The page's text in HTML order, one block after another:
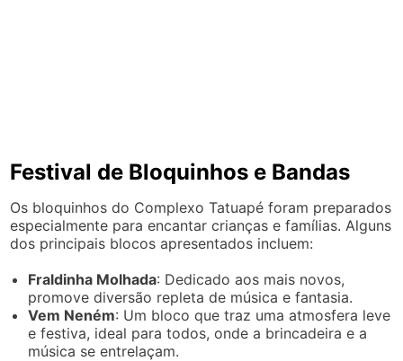
Festival de Bloquinhos e Bandas
Os bloquinhos do Complexo Tatuapé foram preparados
especialmente para encantar crianças e famílias. Alguns
dos principais blocos apresentados incluem:
Fraldinha Molhada: Dedicado aos mais novos,
promove diversão repleta de música e fantasia.
Vem Neném: Um bloco que traz uma atmosfera leve
e festiva, ideal para todos, onde a brincadeira e a
música se entrelaçam.